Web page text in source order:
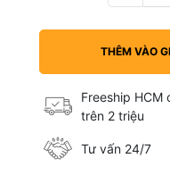
THÊM VÀO
Freeship HCM
trên 2 triệu
Tư vấn 24/7